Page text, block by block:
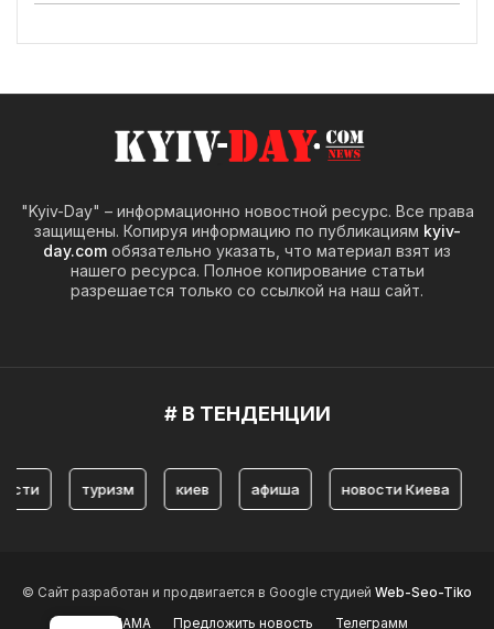
"Kyiv-Day" – информационно новостной ресурс. Все права
защищены. Копируя информацию по публикациям kyiv-
day.com обязательно указать, что материал взят из
нашего ресурса. Полное копирование статьи
разрешается только со ссылкой на наш сайт.
# В ТЕНДЕНЦИИ
туризм киев афиша новости Киева
© Сайт разработан и продвигается в Google студией Web-Seo-Tiko
РЕКЛАМА
Предложить новость Телеграмм